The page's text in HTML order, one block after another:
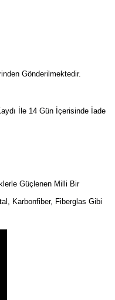
Gönderilmektedir.
İle 14 Gün İçerisinde İade
Güçlenen Milli Bir
Karbonfiber, Fiberglas Gibi